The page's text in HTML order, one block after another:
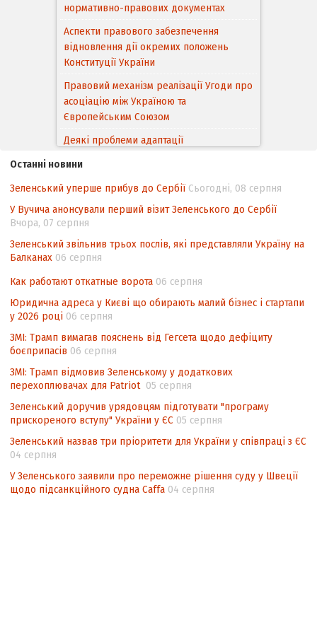
нормативно-правових документах
Аспекти правового забезпечення
відновлення дії окремих положень
Конституції України
Правовий механізм реалізації Угоди про
асоціацію між Україною та
Європейським Cоюзом
Деякі проблеми адаптації
походження товарів відповідно до
Угоди про торговельні аспекти прав
інтелектуальної власності (TRIPS) у
контексті євроінтеграції
Аналіз виборчого законодавства щодо
невизначеності механізму повторного
Інформаційна безпека суспільства
Останні новини
Зеленський уперше прибув до Сербії Сьогодні, 08 серпня
У Вучича анонсували перший візит Зеленського до Сербії
Вчора, 07 серпня
Зеленський звільнив трьох послів, які представляли Україну на
Балканах 06 серпня
Как работают откатные ворота 06 серпня
Юридична адреса у Києві що обирають малий бізнес і стартапи
у 2026 році 06 серпня
ЗМІ: Трамп вимагав пояснень від Гегсета щодо дефіциту
боєприпасів 06 серпня
ЗМІ: Трамп відмовив Зеленському у додаткових
перехоплювачах для Patriot 05 серпня
Зеленський доручив урядовцям підготувати "програму
прискореного вступу" України у ЄС 05 серпня
Зеленський назвав три пріоритети для України у співпраці з ЄС
04 серпня
У Зеленського заявили про переможне рішення суду у Швеції
щодо підсанкційного судна Caffa 04 серпня